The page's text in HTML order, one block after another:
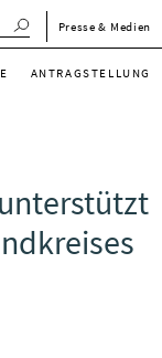
menu_meta_de
Presse & Medien
ANTRAGSTELLUNG